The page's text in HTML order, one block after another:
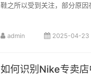
鞋之所以受到关注，部分原因
admin 2025-04-23
如何识别Nike专卖